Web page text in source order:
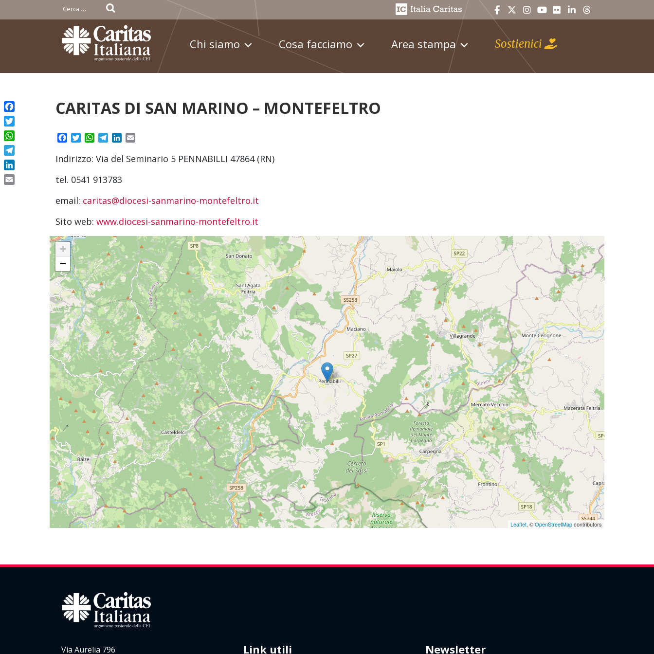
Skip
to
content
Ricerca
per:
Chi siamo Cosa facciamo Area stampa Sostienici
CARITAS DI SAN MARINO – MONTEFELTRO
Facebook
TwitterWhatsApp
TelegramLinkedIn
Indirizzo: Via del Seminario 5 PENNABILLI 47864 (RN)
tel. 0541 913783
email: caritas@diocesi-sanmarino-montefeltro.it
Sito web: www.diocesi-sanmarino-montefeltro.it
+
−
Leaflet, ©OpenStreetMapcontributors
Via Aurelia 796
Link utili Newsletter
Facebook
Twitter
WhatsApp
Telegram
LinkedIn